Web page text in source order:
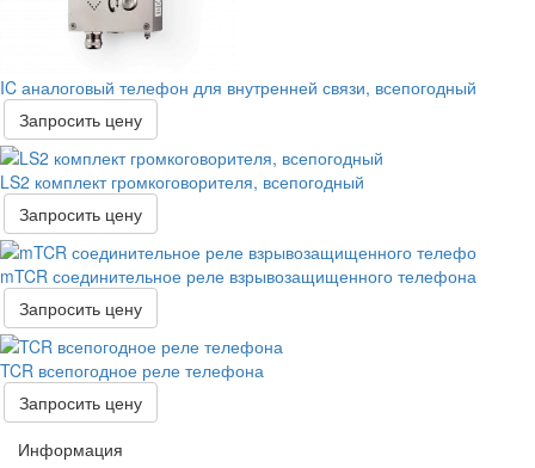
IC аналоговый телефон для внутренней связи, всепогодный
Запросить цену
LS2 комплект громкоговорителя, всепогодный
Запросить цену
mTCR соединительное реле взрывозащищенного телефона
Запросить цену
TCR всепогодное реле телефона
Запросить цену
Информация